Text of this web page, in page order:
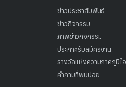
ข่าวประชาสัมพันธ์
ข่าวกิจกรรม
ภาพข่าวกิจกรรม
ประกาศรับสมัครงาน
รางวัลแห่งความภาคภูมิใจ
คำถามที่พบบ่อย